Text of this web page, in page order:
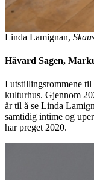
Linda Lamignan,
Håvard Sagen,
I utstillingsrommene til
kulturhus. Gjennom
år til å se Linda
samtidig intime og
har preget 2020.